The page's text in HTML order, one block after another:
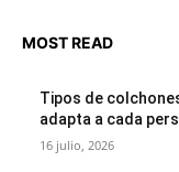
MOST READ
Tipos de
adapta a cada
16 julio, 2026